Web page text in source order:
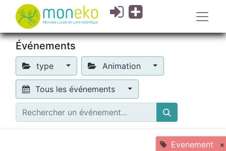
Événements
type Animation
Tous les événements
Evenement
×